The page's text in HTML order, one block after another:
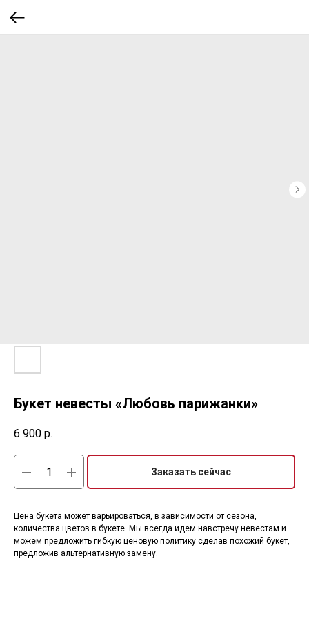
Букет невесты «Любовь парижанки»
6 900 р.
Заказать сейчас
Цена букета может варьироваться, в зависимости от сезона,
количества цветов в букете. Мы всегда идем навстречу невестам и
можем предложить гибкую ценовую политику сделав похожий букет,
предложив альтернативную замену.